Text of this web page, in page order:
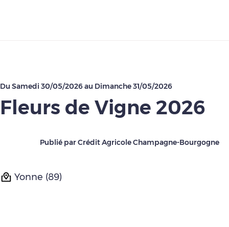
Du Samedi 30/05/2026au Dimanche 31/05/2026
Fleurs de Vigne 2026
Publié par Crédit Agricole Champagne-Bourgogne
Yonne (89)